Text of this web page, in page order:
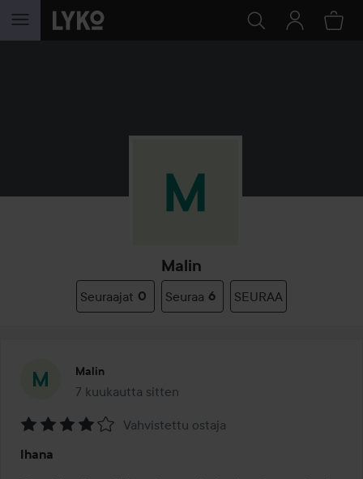
SIIRTYÄ JHK SISÄLTÖÖN
Malin
Seuraajat 0 Seuraa 6 SEURAA
Malin
7 kuukautta sitten
Viesti luotiin 7 kuukautta sitten
4
Vahvistettu ostaja
Ihana